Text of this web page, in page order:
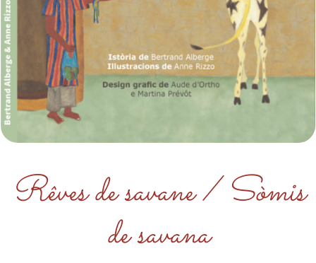
Rêves de savane / Sòmis
de savana